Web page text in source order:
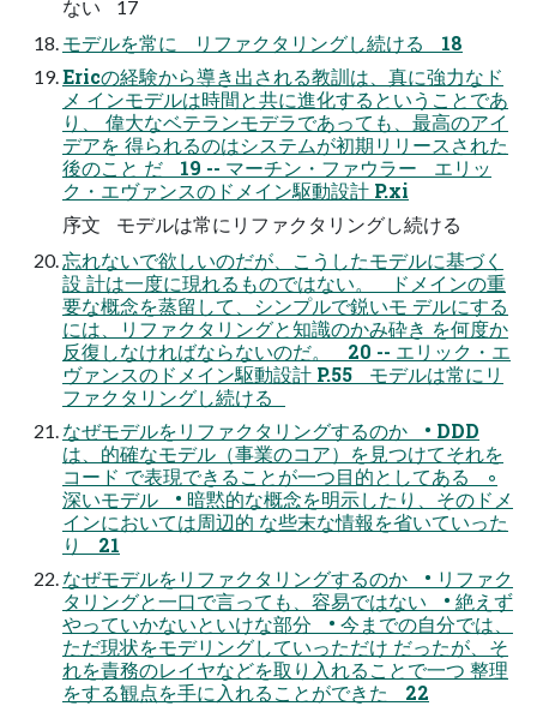
ない 17
モデルを常に リファクタリングし続ける 18
Ericの経験から導き出される教訓は、真に強力なド
メ インモデルは時間と共に進化するということであ
り、 偉大なベテランモデラであっても、最高のアイ
デアを 得られるのはシステムが初期リリースされた
後のこと だ 19 -- マーチン・ファウラー エリッ
ク・エヴァンスのドメイン駆動設計 P.xi
序文 モデルは常にリファクタリングし続ける
忘れないで欲しいのだが、こうしたモデルに基づく
設 計は一度に現れるものではない。 ドメインの重
要な概念を蒸留して、シンプルで鋭いモ デルにする
には、リファクタリングと知識のかみ砕き を何度か
反復しなければならないのだ。 20 -- エリック・エ
ヴァンスのドメイン駆動設計 P.55 モデルは常にリ
ファクタリングし続ける
なぜモデルをリファクタリングするのか • DDD
は、的確なモデル（事業のコア）を見つけてそれを
コード で表現できることが一つ目的としてある ◦
深いモデル • 暗黙的な概念を明示したり、そのドメ
インにおいては周辺的 な些末な情報を省いていった
り 21
なぜモデルをリファクタリングするのか • リファク
タリングと一口で言っても、容易ではない • 絶えず
やっていかないといけな部分 • 今までの自分では、
ただ現状をモデリングしていっただけ だったが、そ
れを責務のレイヤなどを取り入れることで一つ 整理
をする観点を手に入れることができた 22